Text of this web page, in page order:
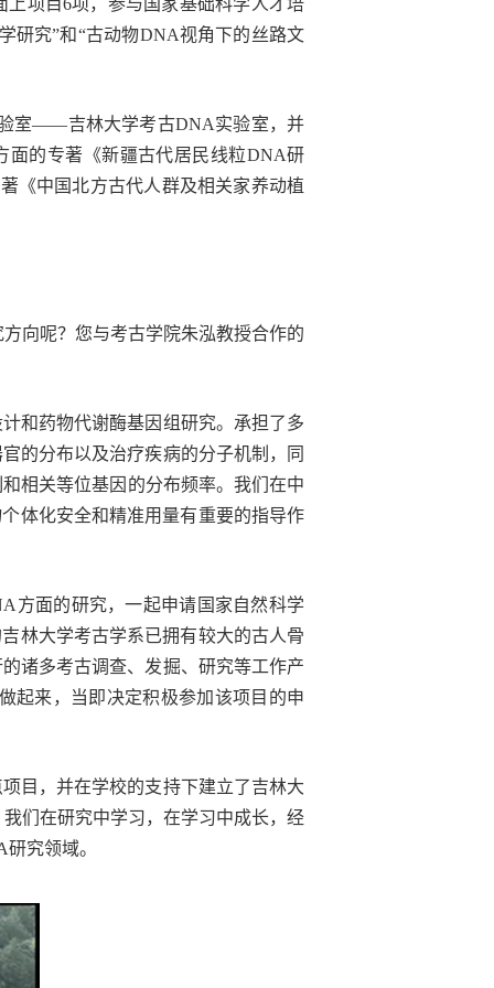
项目6项，参与国家基础科学人才培
研究”和“古动物DNA视角下的丝路文
室——吉林大学考古DNA实验室，并
面的专著《新疆古代居民线粒DNA研
《中国北方古代人群及相关家养动植
向呢？您与考古学院朱泓教授合作的
和药物代谢酶基因组研究。承担了多
的分布以及治疗疾病的分子机制，同
相关等位基因的分布频率。我们在中
体化安全和精准用量有重要的指导作
方面的研究，一起申请国家自然科学
林大学考古学系已拥有较大的古人骨
诸多考古调查、发掘、研究等工作产
起来，当即决定积极参加该项目的申
目，并在学校的支持下建立了吉林大
们在研究中学习，在学习中成长，经
究领域。